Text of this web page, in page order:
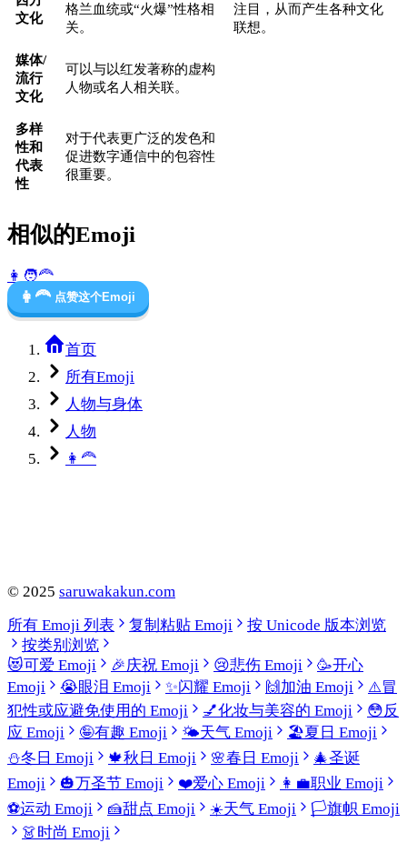
文化
格兰血统或“火爆”性格相
关。
注目，从而产生各种文化
联想。
媒体/
流行
文化
可以与以红发著称的虚构
人物或名人相关联。
多样
性和
代表
性
对于代表更广泛的发色和
促进数字通信中的包容性
很重要。
相似的Emoji
👩 🧑‍🦰
👩‍🦰 点赞这个Emoji
首页
所有Emoji
人物与身体
人物
👩‍🦰
© 2025 saruwakakun.com
所有 Emoji 列表
复制粘贴 Emoji
按 Unicode 版本浏览
按类别浏览
😻可爱 Emoji 🎉庆祝 Emoji 😢悲伤 Emoji 🥳开心
Emoji
😭眼泪 Emoji ✨闪耀 Emoji 🙌加油 Emoji ⚠️冒
犯性或应避免使用的 Emoji
💅化妆与美容的 Emoji 😳反
应 Emoji
🤪有趣 Emoji 🌤️天气 Emoji 🏖️夏日 Emoji
⛄冬日 Emoji 🍁秋日 Emoji 🌸春日 Emoji 🎄圣诞
Emoji
🎃万圣节 Emoji ❤️爱心 Emoji 👩‍💼职业 Emoji
⚽运动 Emoji 🍰甜点 Emoji ☀️天气 Emoji 🏳️旗帜 Emoji
👗时尚 Emoji